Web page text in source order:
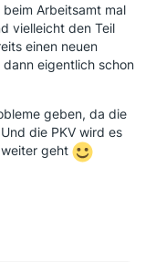
Arbeitsamt mal
vielleicht den Teil
einen neuen
eigentlich schon
geben, da die
die PKV wird es
geht